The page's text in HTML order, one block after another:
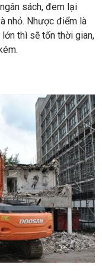
sách, đem lại
nhỏ. Nhược điểm là
thì sẽ tốn thời gian,